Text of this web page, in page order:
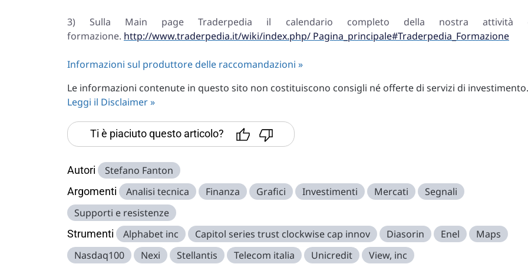
3) Sulla Main page Traderpedia il calendario completo della nostra attività
formazione. http://www.traderpedia.it/wiki/index.php/ Pagina_principale#Traderpedia_Formazione
Informazioni sul produttore delle raccomandazioni »
Le informazioni contenute in questo sito non costituiscono consigli né offerte di servizi di investimento.
Leggi il Disclaimer »
Ti è piaciuto questo articolo?
Autori Stefano Fanton
Argomenti Analisi tecnica Finanza Grafici Investimenti Mercati
Segnali
Supporti e resistenze
Strumenti Alphabet inc Capitol series trust clockwise cap innov Diasorin Enel
Maps
Nasdaq100
Nexi Stellantis Telecom italia Unicredit View, inc